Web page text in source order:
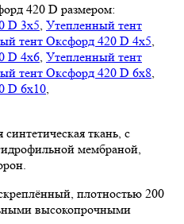
420 D размером:
D 3х5, Утепленный тент
тент Оксфорд 420 D 4х5,
D 4х6, Утепленный тент
тент Оксфорд 420 D 6х8,
D 6х10,
ткань, с
мембраной,
плотностью 200
высокопрочными